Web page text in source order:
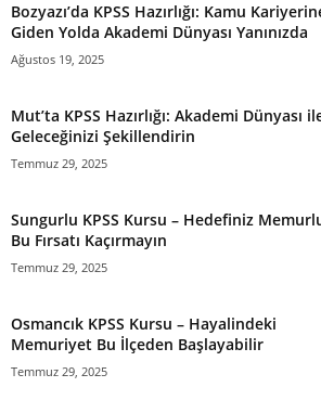
Bozyazı’da KPSS Hazırlığı: Kamu
Giden Yolda Akademi Dünyası Yanınızda
Ağustos 19, 2025
Mut’ta KPSS Hazırlığı: Akademi Dünyası
Geleceğinizi Şekillendirin
Temmuz 29, 2025
Sungurlu KPSS Kursu – Hedefiniz
Bu Fırsatı Kaçırmayın
Temmuz 29, 2025
Osmancık KPSS Kursu – Hayalindeki
Memuriyet Bu İlçeden Başlayabilir
Temmuz 29, 2025